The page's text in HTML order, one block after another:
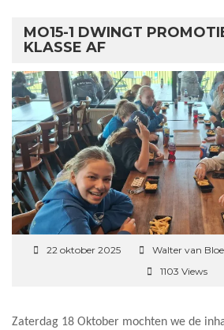
MO15-1 DWINGT
KLASSE AF
22 oktober 2025 Walter van
1103 Views
Zaterdag 18 Oktober mochten we de